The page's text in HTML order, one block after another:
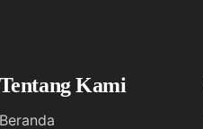
Kami